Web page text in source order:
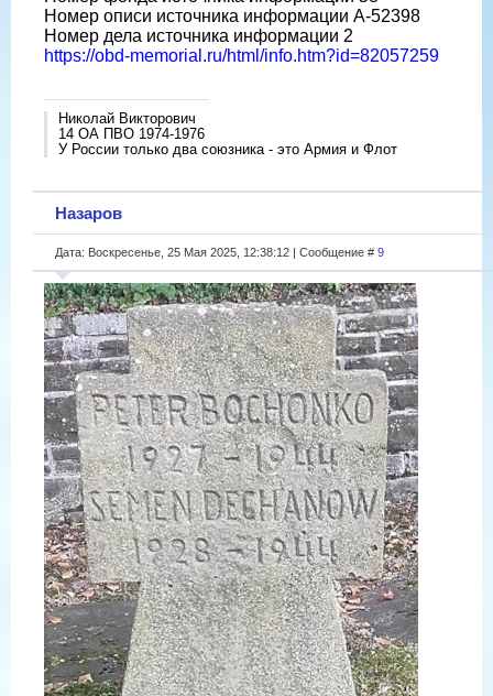
Номер описи источника информации A-52398
Номер дела источника информации 2
https://obd-memorial.ru/html/info.htm?id=82057259
Николай Викторович
14 ОА ПВО 1974-1976
У России только два союзника - это Армия и Флот
Назаров
Дата: Воскресенье, 25 Мая 2025, 12:38:12 | Сообщение # 9